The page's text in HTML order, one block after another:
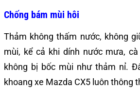
Chống bám mùi hôi
Thảm không thấm nước, không
mùi, kể cả khi dính nước mưa,
không bị bốc mùi như thảm nỉ.
khoang xe Mazda CX5 luôn thông